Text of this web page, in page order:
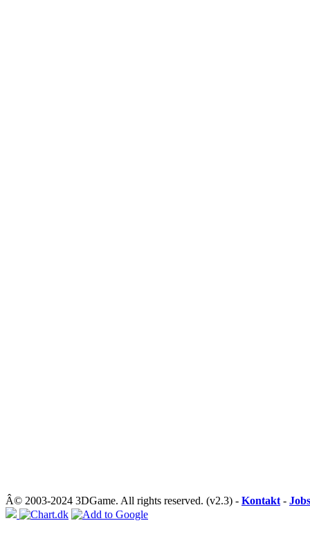
Â© 2003-2024 3DGame. All rights reserved. (v2.3) - Kontakt - Jobs